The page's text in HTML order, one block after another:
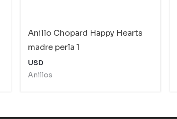
Anillo Chopard Happy Hearts
madre perla 1
USD
Anillos